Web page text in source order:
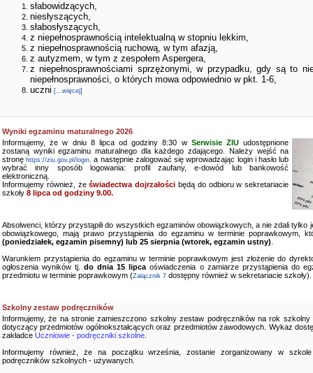
słabowidzących,
niesłyszących,
słabosłyszących,
z niepełnosprawnością intelektualną w stopniu lekkim,
z niepełnosprawnością ruchową, w tym afazją,
z autyzmem, w tym z zespołem Aspergera,
z niepełnosprawnościami sprzężonymi, w przypadku, gdy są to
niepełnosprawności, o których mowa odpowiednio w pkt. 1-6,
uczni [...więcej]
Wyniki egzaminu maturalnego 2026
Informujemy, że w dniu 8 lipca od godziny 8:30 w Serwisie ZIU udostępnione
zostaną wyniki egzaminu maturalnego dla każdego zdającego. Należy wejść na
stronęhttps://ziu.gov.pl/login, a następnie zalogować się wprowadzając login i hasło lub
wybrać inny sposób logowania: profil zaufany, e-dowód lub bankowość
elektroniczną.
Informujemy również, żeświadectwa dojrzałości będą do odbioru w sekretariacie
szkoły 8 lipca od godziny 9.00.
Absolwenci, którzy przystąpili do wszystkich egzaminów obowiązkowych, a nie zdali tylko
obowiązkowego, mają prawo przystąpienia do egzaminu w terminie poprawkowym,
(poniedziałek, egzamin pisemny) lub 25 sierpnia (wtorek, egzamin ustny)
Warunkiem przystąpienia do egzaminu w terminie poprawkowym jest złożenie do
ogłoszenia wyników tj.do dnia 15 lipca oświadczenia o zamiarze przystąpienia do
przedmiotu w terminie poprawkowym (Załącznik 7 dostępny również w sekretariacie szkoły).
Szkolny zestaw podręczników
Informujemy, że na stronie zamieszczono szkolny zestaw podręczników na rok szkolny
dotyczący przedmiotów ogólnokształcących oraz przedmiotów zawodowych. Wykaz
zakładce Uczniowie - podręczniki szkolne
Informujemy również, że na początku września, zostanie zorganizowany w
podręczników szkolnych - używanych.